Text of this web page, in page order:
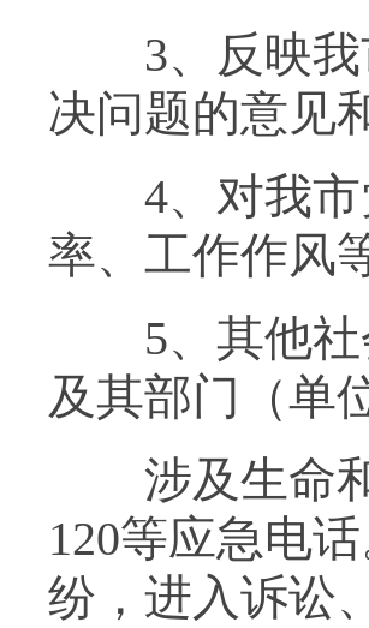
3、反映我
决问题的意见
4、对我市
率、工作作风
5、其他社
及其部门（单
涉及生命和
120等应急电
纷，进入诉讼